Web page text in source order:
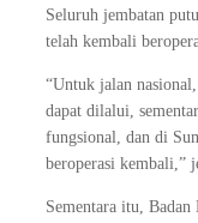
Seluruh jembatan
telah kembali
“Untuk jalan
dapat dilalui,
fungsional, dan di
beroperasi kembali,”
Sementara itu, Badan